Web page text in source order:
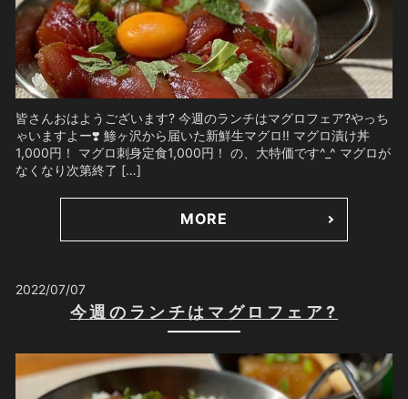
皆さんおはようございます? 今週のランチはマグロフェア?やっち
ゃいますよー❣️ 鯵ヶ沢から届いた新鮮生マグロ‼️ マグロ漬け丼
1,000円！ マグロ刺身定食1,000円！ の、大特価です^_^ マグロが
なくなり次第終了 […]
MORE
2022/07/07
今週のランチはマグロフェア?